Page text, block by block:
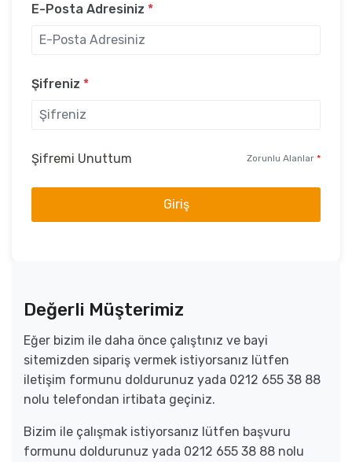
E-Posta Adresiniz *
Şifreniz *
Şifremi Unuttum Zorunlu Alanlar *
Giriş
Değerli Müşterimiz
Eğer bizim ile daha önce çalıştınız ve bayi
sitemizden sipariş vermek istiyorsanız lütfen
iletişim formunu doldurunuz yada 0212 655 38 88
nolu telefondan irtibata geçiniz.
Bizim ile çalışmak istiyorsanız lütfen başvuru
formunu doldurunuz yada 0212 655 38 88 nolu